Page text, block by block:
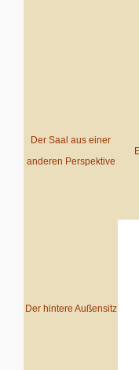
Der Saal aus einer
anderen Perspektive
Der hintere Außensitz